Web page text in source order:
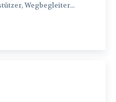
Wegbegleiter...